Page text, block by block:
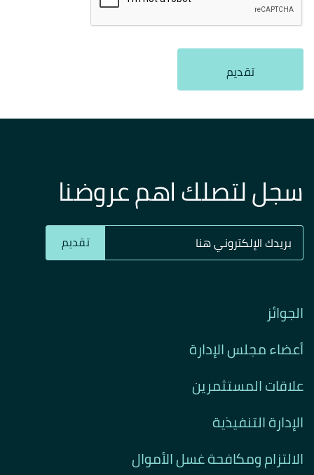
تقديم
سجل لتصلك اهم عروضنا
تقديم
الجوائز
أعضاء مجلس الإدارة
علاقات المستثمرين
الإدارة التنفيذية
الالتزام ومكافحة غسل الأموال